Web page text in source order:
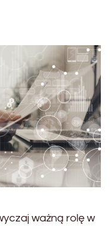
ważną rolę w